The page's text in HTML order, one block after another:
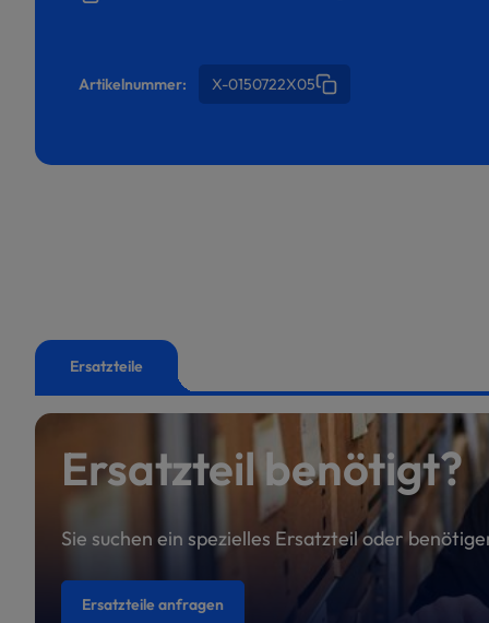
Artikelnummer: X-0150722X05
Ersatzteile
Ersatzteil benötigt?
Sie suchen ein spezielles Ersatzteil oder
Ersatzteile anfragen